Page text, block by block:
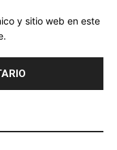
y sitio web en este